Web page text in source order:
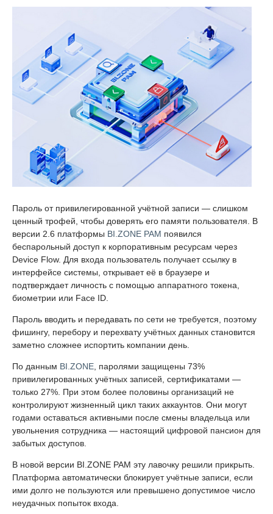
Пароль от привилегированной учётной записи — слишком
ценный трофей, чтобы доверять его памяти пользователя. В
версии 2.6 платформы BI.ZONE PAM появился
беспарольный доступ к корпоративным ресурсам через
Device Flow. Для входа пользователь получает ссылку в
интерфейсе системы, открывает её в браузере и
подтверждает личность с помощью аппаратного токена,
биометрии или Face ID.
Пароль вводить и передавать по сети не требуется, поэтому
фишингу, перебору и перехвату учётных данных становится
заметно сложнее испортить компании день.
По данным BI.ZONE , паролями защищены 73%
привилегированных учётных записей, сертификатами —
только 27%. При этом более половины организаций не
контролируют жизненный цикл таких аккаунтов. Они могут
годами оставаться активными после смены владельца или
увольнения сотрудника — настоящий цифровой пансион для
забытых доступов.
В новой версии BI.ZONE PAM эту лавочку решили прикрыть.
Платформа автоматически блокирует учётные записи, если
ими долго не пользуются или превышено допустимое число
неудачных попыток входа.